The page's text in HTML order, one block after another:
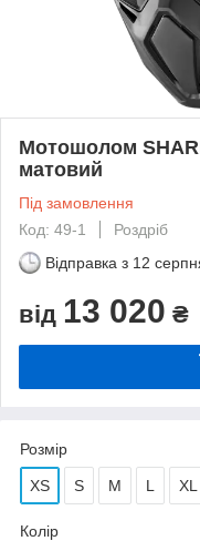
Мотошолом
матовий
Під замовлення
Код: 49-1
Роздріб
Відправка з 12
від 13 020 ₴
Розмір
XS S M L XL
Колір